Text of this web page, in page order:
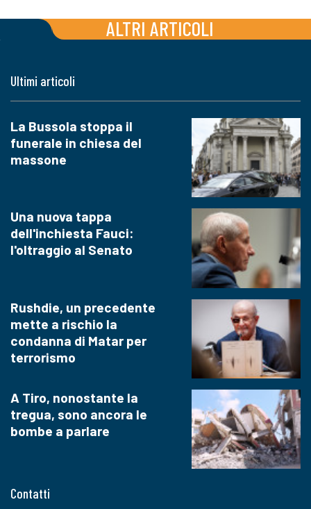
ALTRI ARTICOLI
Contatti
Ultimi articoli
La Bussola stoppa il
funerale in chiesa del
massone
Una nuova tappa
dell'inchiesta Fauci:
l'oltraggio al Senato
Rushdie, un precedente
mette a rischio la
condanna di Matar per
terrorismo
A Tiro, nonostante la
tregua, sono ancora le
bombe a parlare